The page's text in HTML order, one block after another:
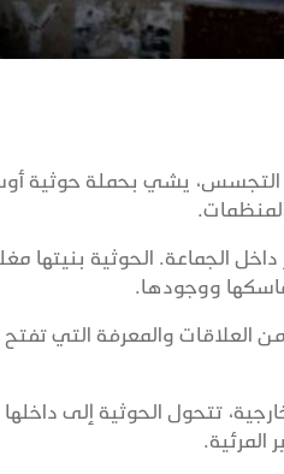
التجسس، يشي بحملة حوثية
الجماعة. الحوثية بنيتها
ووجودها.
والمعرفة التي تفتح
تتحول الحوثية إلى